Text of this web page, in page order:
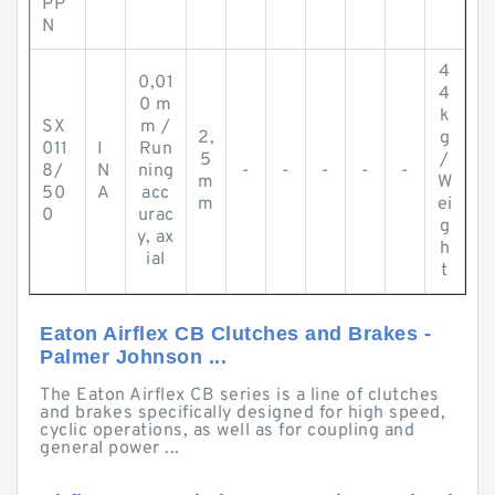
PP
N
SX
011
8/
50
0
I
N
A
0,01
0 m
m /
Run
ning
acc
urac
y, ax
ial
2,
5
m
m
- - - - -
4
4
k
g
/
W
ei
g
h
t
Eaton Airflex CB Clutches and Brakes -
Palmer Johnson ...
The Eaton Airflex CB series is a line of clutches
and brakes specifically designed for high speed,
cyclic operations, as well as for coupling and
general power ...